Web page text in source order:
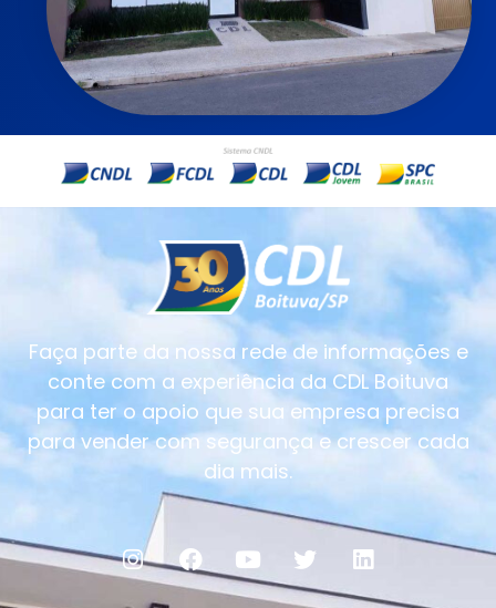
Faça parte da nossa rede de informações e
conte com a experiência da CDL Boituva
para ter o apoio que sua empresa precisa
para vender com segurança e crescer cada
dia mais.